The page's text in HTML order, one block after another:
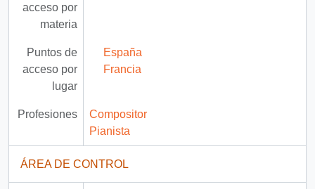
acceso por
materia
Puntos de
acceso por
lugar
España
Francia
Profesiones
Compositor
Pianista
ÁREA DE CONTROL